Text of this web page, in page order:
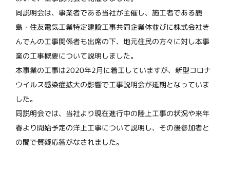
同説明会は、事業者である当社が主催し、施工者である鹿
島・住友電気工業特定建設工事共同企業体並びに株式会社き
んでんの工事関係者も出席の下、地元住民の方々に対し本事
業の工事概要について説明しました。
本事業の工事は2020年2月に着工していますが、新型コロナ
ウイルス感染症拡大の影響で工事説明会が延期となっていま
した。
同説明会では、当社より現在進行中の陸上工事の状況や来年
春より開始予定の洋上工事について説明し、その後参加者と
の間で質疑応答がなされました。